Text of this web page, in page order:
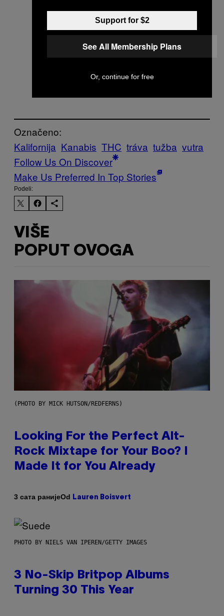
Označeno:
Kalifornija Kanabis THC tráva tužba vutra
Follow Us On Discover
Make Us Preferred In Top Stories
Podeli:
VIŠE
POPUT OVOGA
(PHOTO BY MICK HUTSON/REDFERNS)
Looking For the Perfect Alt-
Rock Mixtape for Your Boo? I
Made It for You Already
3 сата ранијеOd Lauren Boisvert
PHOTO BY NIELS VAN IPEREN/GETTY IMAGES
3 No-Skip Britpop Albums
Turning 30 This Year
Support for $2
See All Membership Plans
Or, continue for free